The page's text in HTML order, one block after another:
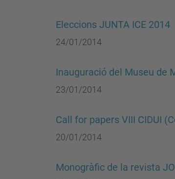
Eleccions JUNTA ICE 2014
24/01/2014
Inauguració del Museu de
23/01/2014
Call for papers VIII CIDUI
20/01/2014
Monogràfic de la revista